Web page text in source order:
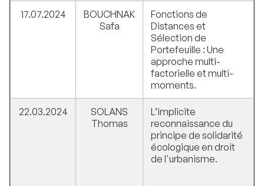
17.07.2024
BOUCHNAK
Safa
Fonctions de
Distances et
Sélection de
Portefeuille : Une
approche multi-
factorielle et multi-
moments.
22.03.2024
SOLANS
Thomas
L’implicite
reconnaissance du
principe de solidarité
écologique en droit
de l'urbanisme.